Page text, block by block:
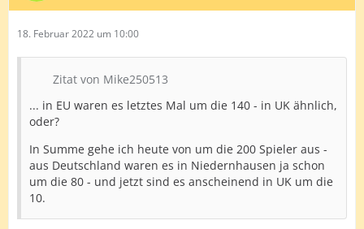
18. Februar 2022 um 10:00
Zitat von Mike250513
... in EU waren es letztes Mal um die 140 - in UK ähnlich,
oder?
In Summe gehe ich heute von um die 200 Spieler aus -
aus Deutschland waren es in Niedernhausen ja schon
um die 80 - und jetzt sind es anscheinend in UK um die
10.